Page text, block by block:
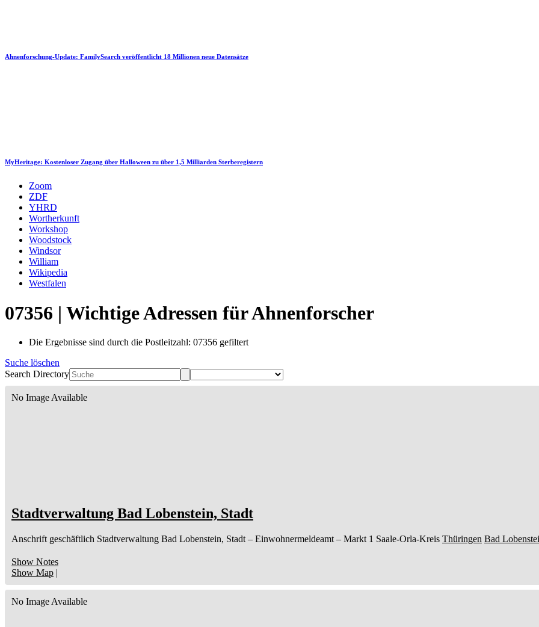
Ahnenforschung-Update: FamilySearch veröffentlicht 18 Millionen neue Datensätze
MyHeritage: Kostenloser Zugang über Halloween zu über 1,5 Milliarden Sterberegistern
Zoom
ZDF
YHRD
Wortherkunft
Workshop
Woodstock
Windsor
William
Wikipedia
Westfalen
07356 | Wichtige Adressen für Ahnenforscher
Die Ergebnisse sind durch die Postleitzahl: 07356 gefiltert
Suche löschen
Search Directory
No Image Available
Stadtverwaltung Bad Lobenstein, Stadt
Anschrift geschäftlich Stadtverwaltung Bad Lobenstein, Stadt – Einwohnermeldeamt – Markt 1 Saale-Orla-Kreis Thüringen Bad
Show Notes
Show Map |
No Image Available